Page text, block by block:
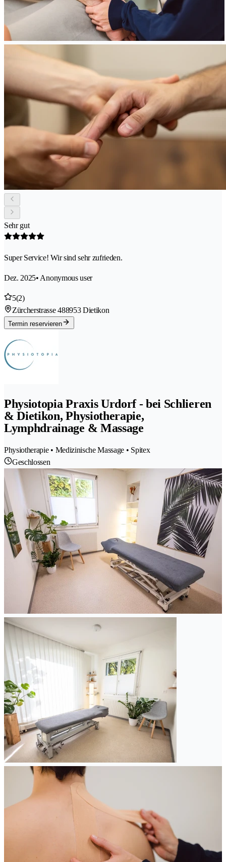
Sehr gut
Super Service! Wir sind sehr zufrieden.
Dez. 2025• Anonymous user
5(2)
Zürcherstrasse 488953 Dietikon
Termin reservieren
Physiotopia Praxis Urdorf - bei Schlieren
& Dietikon, Physiotherapie,
Lymphdrainage & Massage
Physiotherapie • Medizinische Massage • Spitex
Geschlossen